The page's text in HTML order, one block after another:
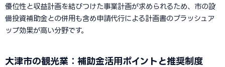
優位性と収益計画を結びつけた事業計画が求められるため、市の設
備投資補助金との併用も含め申請代行による計画書のブラッシュア
ップ効果が高い分野です。
大津市の観光業：補助金活用ポイントと推奨制度